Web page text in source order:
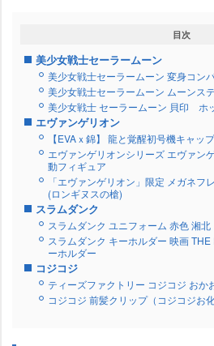
目次
美少女戦士セーラームーン
美少女戦士セーラームーン 変身コン
美少女戦士セーラームーン ムーンス
美少女戦士 セーラームーン 貝印 ホ
エヴァンゲリオン
【EVAｘ錦】 龍と覚醒初号機キャッ
エヴァンゲリオンシリーズ エヴァン
動フィギュア
「エヴァンゲリオン」限定 メガネフ
(ロンギヌスの槍)
スラムダンク
スラムダンク ユニフォーム 赤色 湘北
スラムダンク キーホルダー 映画
ーホルダー
コジコジ
ティーズファクトリー コジコジ おか
コジコジ 前髪クリップ（コジコジお化